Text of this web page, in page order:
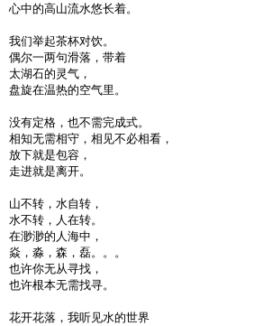
心中的高山流水悠长着。
我们举起茶杯对饮。
偶尔一两句滑落，带着
太湖石的灵气，
盘旋在温热的空气里。
没有定格，也不需完成式。
相知无需相守，相见不必相看，
放下就是包容，
走进就是离开。
山不转，水自转，
水不转，人在转。
在渺渺的人海中，
焱，淼，森，磊。。。
也许你无从寻找，
也许根本无需找寻。
花开花落，我听见水的世界